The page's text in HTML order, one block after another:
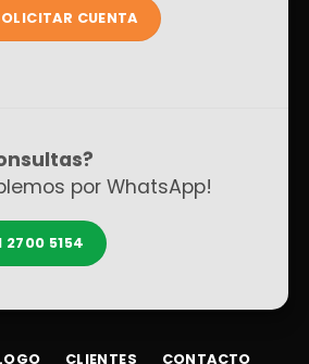
CUENTA
por WhatsApp!
2700 5154
CLIENTES CONTACTO